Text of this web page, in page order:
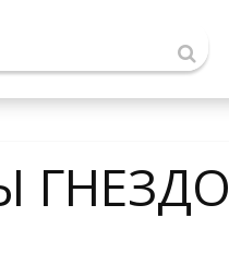
ГНЕЗДО